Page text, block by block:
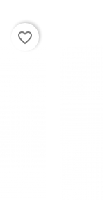
favorite_border